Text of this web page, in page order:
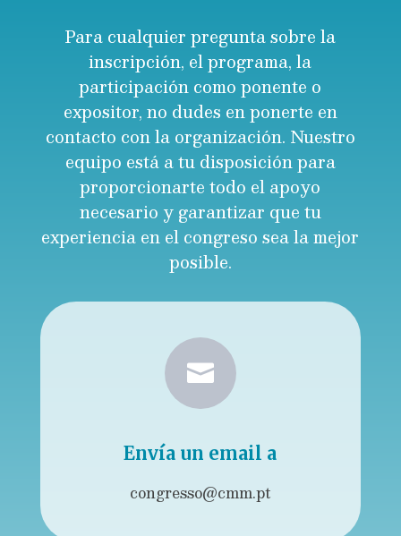
Para cualquier pregunta sobre la
inscripción, el programa, la
participación como ponente o
expositor, no dudes en ponerte en
contacto con la organización. Nuestro
equipo está a tu disposición para
proporcionarte todo el apoyo
necesario y garantizar que tu
experiencia en el congreso sea la mejor
posible.

Envía un email a
congresso@cmm.pt